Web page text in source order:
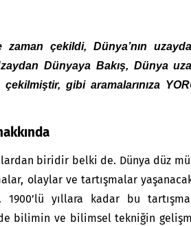
zaman çekildi, Dünya’nın
Dünyaya Bakış, Dünya
gibi aramalarınıza
biridir belki de. Dünya düz mü?
olaylar ve tartışmalar
yıllara kadar bu
bilimin ve bilimsel tekniğin